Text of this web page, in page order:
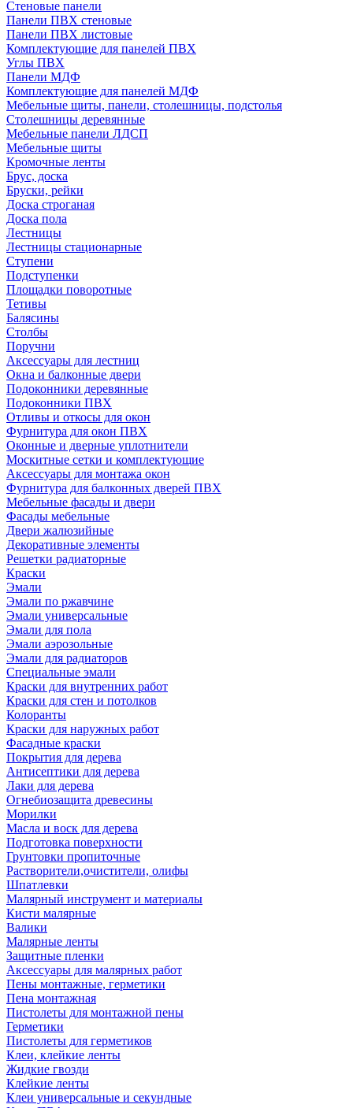
Стеновые панели
Панели ПВХ стеновые
Панели ПВХ листовые
Комплектующие для панелей ПВХ
Углы ПВХ
Панели МДФ
Комплектующие для панелей МДФ
Мебельные щиты, панели, столешницы, подстолья
Столешницы деревянные
Мебельные панели ЛДСП
Мебельные щиты
Кромочные ленты
Брус, доска
Бруски, рейки
Доска строганая
Доска пола
Лестницы
Лестницы стационарные
Ступени
Подступенки
Площадки поворотные
Тетивы
Балясины
Столбы
Поручни
Аксессуары для лестниц
Окна и балконные двери
Подоконники деревянные
Подоконники ПВХ
Отливы и откосы для окон
Фурнитура для окон ПВХ
Оконные и дверные уплотнители
Москитные сетки и комплектующие
Аксессуары для монтажа окон
Фурнитура для балконных дверей ПВХ
Мебельные фасады и двери
Фасады мебельные
Двери жалюзийные
Декоративные элементы
Решетки радиаторные
Краски
Эмали
Эмали по ржавчине
Эмали универсальные
Эмали для пола
Эмали аэрозольные
Эмали для радиаторов
Специальные эмали
Краски для внутренних работ
Краски для стен и потолков
Колоранты
Краски для наружных работ
Фасадные краски
Покрытия для дерева
Антисептики для дерева
Лаки для дерева
Огнебиозащита древесины
Морилки
Масла и воск для дерева
Подготовка поверхности
Грунтовки пропиточные
Растворители,очистители, олифы
Шпатлевки
Малярный инструмент и материалы
Кисти малярные
Валики
Малярные ленты
Защитные пленки
Аксессуары для малярных работ
Пены монтажные, герметики
Пена монтажная
Пистолеты для монтажной пены
Герметики
Пистолеты для герметиков
Клеи, клейкие ленты
Жидкие гвозди
Клейкие ленты
Клеи универсальные и секундные